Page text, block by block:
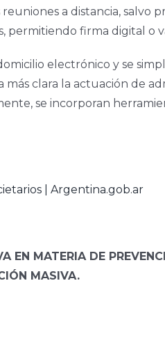
a distancia,
permitiendo firma digital o
electrónico y se
clara la actuación de
se incorporan
| Argentina.gob.ar
EN MATERIA DE
MASIVA.